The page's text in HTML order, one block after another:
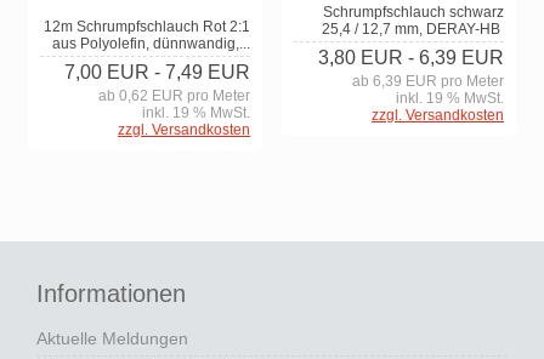
12m Schrumpfschlauch Rot 2:1
aus Polyolefin, dünnwandig,...
7,00 EUR - 7,49 EUR
ab 0,62 EUR pro Meter
inkl. 19 % MwSt.
zzgl. Versandkosten
Schrumpfschlauch schwarz
25,4 / 12,7 mm, DERAY-HB
3,80 EUR - 6,39 EUR
ab 6,39 EUR pro Meter
inkl. 19 % MwSt.
zzgl. Versandkosten
Informationen
Aktuelle Meldungen